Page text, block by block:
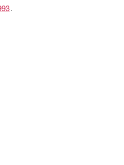
.